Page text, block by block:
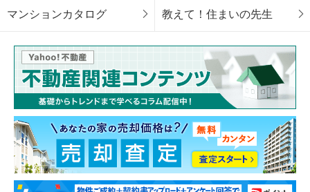
マンションカタログ 教えて！住まいの先生